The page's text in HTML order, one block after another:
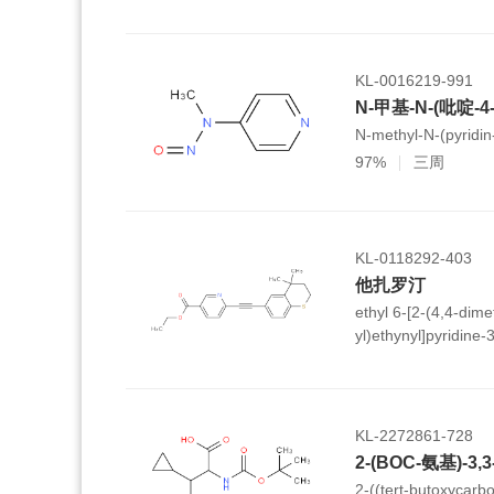
KL-0016219-991
N-甲基-N-(吡啶-
N-methyl-N-
97%
三周
KL-0118292-403
他扎罗汀
ethyl 6-[2-(4,4-
yl)ethynyl]pyridine-
KL-2272861-728
2-(BOC-氨基)-
2-((tert-